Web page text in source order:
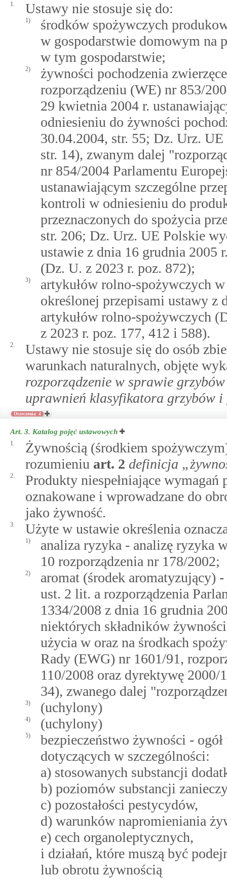
1. Ustawy nie stosuje się do:
1)
środków spożywczych
w gospodarstwie domowym na
w tym gospodarstwie;
2)
żywności pochodzenia
rozporządzeniu (WE) nr 853/
29 kwietnia 2004 r.
odniesieniu do żywności
30.04.2004, str. 55; Dz. Urz.
str. 14), zwanym dalej
nr 854/2004 Parlamentu
ustanawiającym szczególne
kontroli w odniesieniu do
przeznaczonych do spożycia
str. 206; Dz. Urz. UE Polskie
ustawie z dnia 16 grudnia 2005
(Dz. U. z 2023 r. poz. 872);
3)
artykułów rolno-spożywczych
określonej przepisami ustawy z
artykułów rolno-spożywczych
z 2023 r. poz. 177, 412 i 588).
2.
Ustawy nie stosuje się do osób
warunkach naturalnych, objęte
rozporządzenie w sprawie
uprawnień klasyfikatora grzybów i
Orzeczenia: 4
Art. 3. Katalog pojęć ustawowych
1.
Żywnością (środkiem
rozumieniu art. 2 definicja
2.
Produkty niespełniające
oznakowane i wprowadzane do
jako żywność.
3. Użyte w ustawie określenia
1)
analiza ryzyka - analizę ryzyka
10 rozporządzenia nr 178/2002;
2)
aromat (środek aromatyzujący)
ust. 2 lit. a rozporządzenia
1334/2008 z dnia 16 grudnia
niektórych składników
użycia w oraz na środkach
Rady (EWG) nr 1601/91,
110/2008 oraz dyrektywę
34), zwanego dalej
3) (uchylony)
4) (uchylony)
5)
bezpieczeństwo żywności -
dotyczących w szczególności:
a) stosowanych substancji
b) poziomów substancji
c) pozostałości pestycydów,
d) warunków napromieniania
e) cech organoleptycznych,
i działań, które muszą być
lub obrotu żywnością